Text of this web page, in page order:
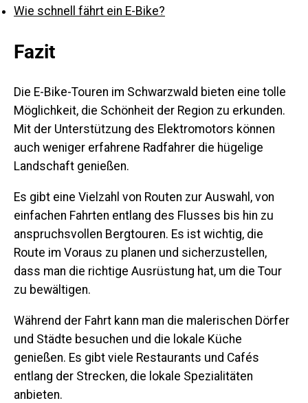
Wie schnell fährt ein E-Bike?
Fazit
Die E-Bike-Touren im Schwarzwald bieten eine tolle
Möglichkeit, die Schönheit der Region zu erkunden.
Mit der Unterstützung des Elektromotors können
auch weniger erfahrene Radfahrer die hügelige
Landschaft genießen.
Es gibt eine Vielzahl von Routen zur Auswahl, von
einfachen Fahrten entlang des Flusses bis hin zu
anspruchsvollen Bergtouren. Es ist wichtig, die
Route im Voraus zu planen und sicherzustellen,
dass man die richtige Ausrüstung hat, um die Tour
zu bewältigen.
Während der Fahrt kann man die malerischen Dörfer
und Städte besuchen und die lokale Küche
genießen. Es gibt viele Restaurants und Cafés
entlang der Strecken, die lokale Spezialitäten
anbieten.